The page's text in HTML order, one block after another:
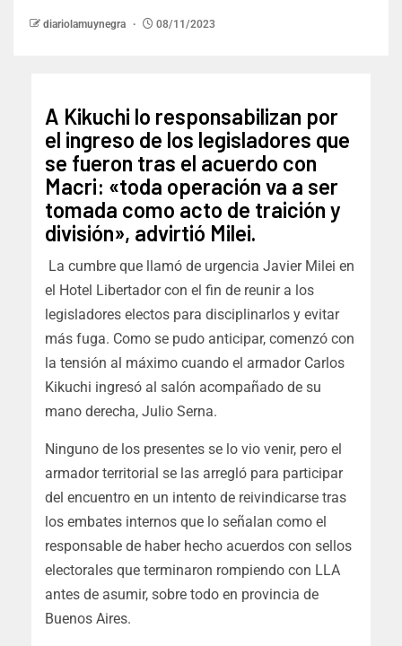
diariolamuynegra 08/11/2023
A Kikuchi lo responsabilizan por
el ingreso de los legisladores que
se fueron tras el acuerdo con
Macri: «toda operación va a ser
tomada como acto de traición y
división», advirtió Milei.
La cumbre que llamó de urgencia Javier Milei en
el Hotel Libertador con el fin de reunir a los
legisladores electos para disciplinarlos y evitar
más fuga. Como se pudo anticipar, comenzó con
la tensión al máximo cuando el armador Carlos
Kikuchi ingresó al salón acompañado de su
mano derecha, Julio Serna.
Ninguno de los presentes se lo vio venir, pero el
armador territorial se las arregló para participar
del encuentro en un intento de reivindicarse tras
los embates internos que lo señalan como el
responsable de haber hecho acuerdos con sellos
electorales que terminaron rompiendo con LLA
antes de asumir, sobre todo en provincia de
Buenos Aires.